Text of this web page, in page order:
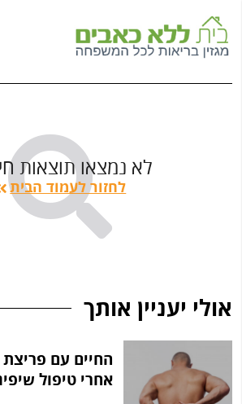
Skip
לא נמצאו תוצאות
לחזור לעמוד הבית
אולי יעניין אותך
החיים עם
אחרי טיפול